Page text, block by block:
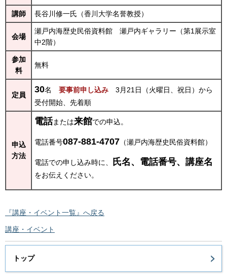
講師 長谷川修一氏（香川大学名誉教授）
会場
瀬戸内海歴史民俗資料館
瀬戸内ギャラリー（第1展示室
中2階）
参加
料
無料
定員
30名 要事前申し込み
3月21日（火曜日、祝日）から
受付開始、先着順
申込
方法
電話または来館での申込。
電話番号087-881-4707 （瀬戸内海歴史民俗資料館）
電話での申し込み時に、 氏名、電話番号、講座名
をお伝えください。
『講座・イベント一覧』へ戻る
講座・イベント
トップ